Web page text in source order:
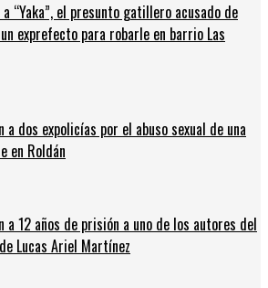
“Yaka”, el presunto gatillero acusado de
exprefecto para robarle en barrio Las
a dos expolicías por el abuso sexual de una
en Roldán
a 12 años de prisión a uno de los autores del
Lucas Ariel Martínez